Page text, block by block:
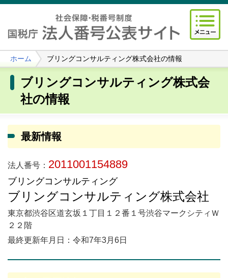
ホーム ブリングコンサルティング株式会社の情報
ブリングコンサルティング株式会
社の情報
最新情報
法人番号： 2011001154889
ブリングコンサルティング
ブリングコンサルティング株式会社
東京都渋谷区道玄坂１丁目１２番１号渋谷マークシティＷ
２２階
最終更新年月日：令和7年3月6日